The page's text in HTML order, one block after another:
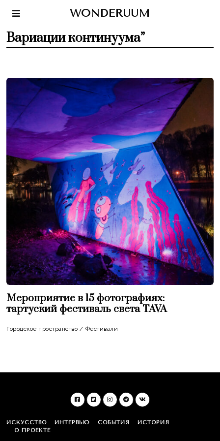
WONDERUUM
Вариации континуума”
Мероприятие в 15 фотографиях:
тартуский фестиваль света TAVA
Городское пространство / Фестивали
ИСКУССТВО ИНТЕРВЬЮ СОБЫТИЯ
ИСТОРИЯ
О ПРОЕКТЕ